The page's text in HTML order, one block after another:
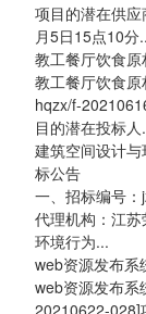
项目的潜在供
月5日15点10分
教工餐厅饮食
教工餐厅饮食原
hqzx/f-
目的潜在投标人
建筑空间设计
标公告
一、招标编号
代理机构：江
环境行为...
web资源发布系
web资源发布系
20210622-028]